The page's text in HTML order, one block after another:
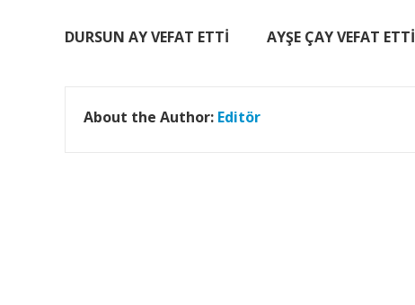
DURSUN AY VEFAT ETTİ AYŞE ÇAY VEFAT ETTİ
About the Author: Editör